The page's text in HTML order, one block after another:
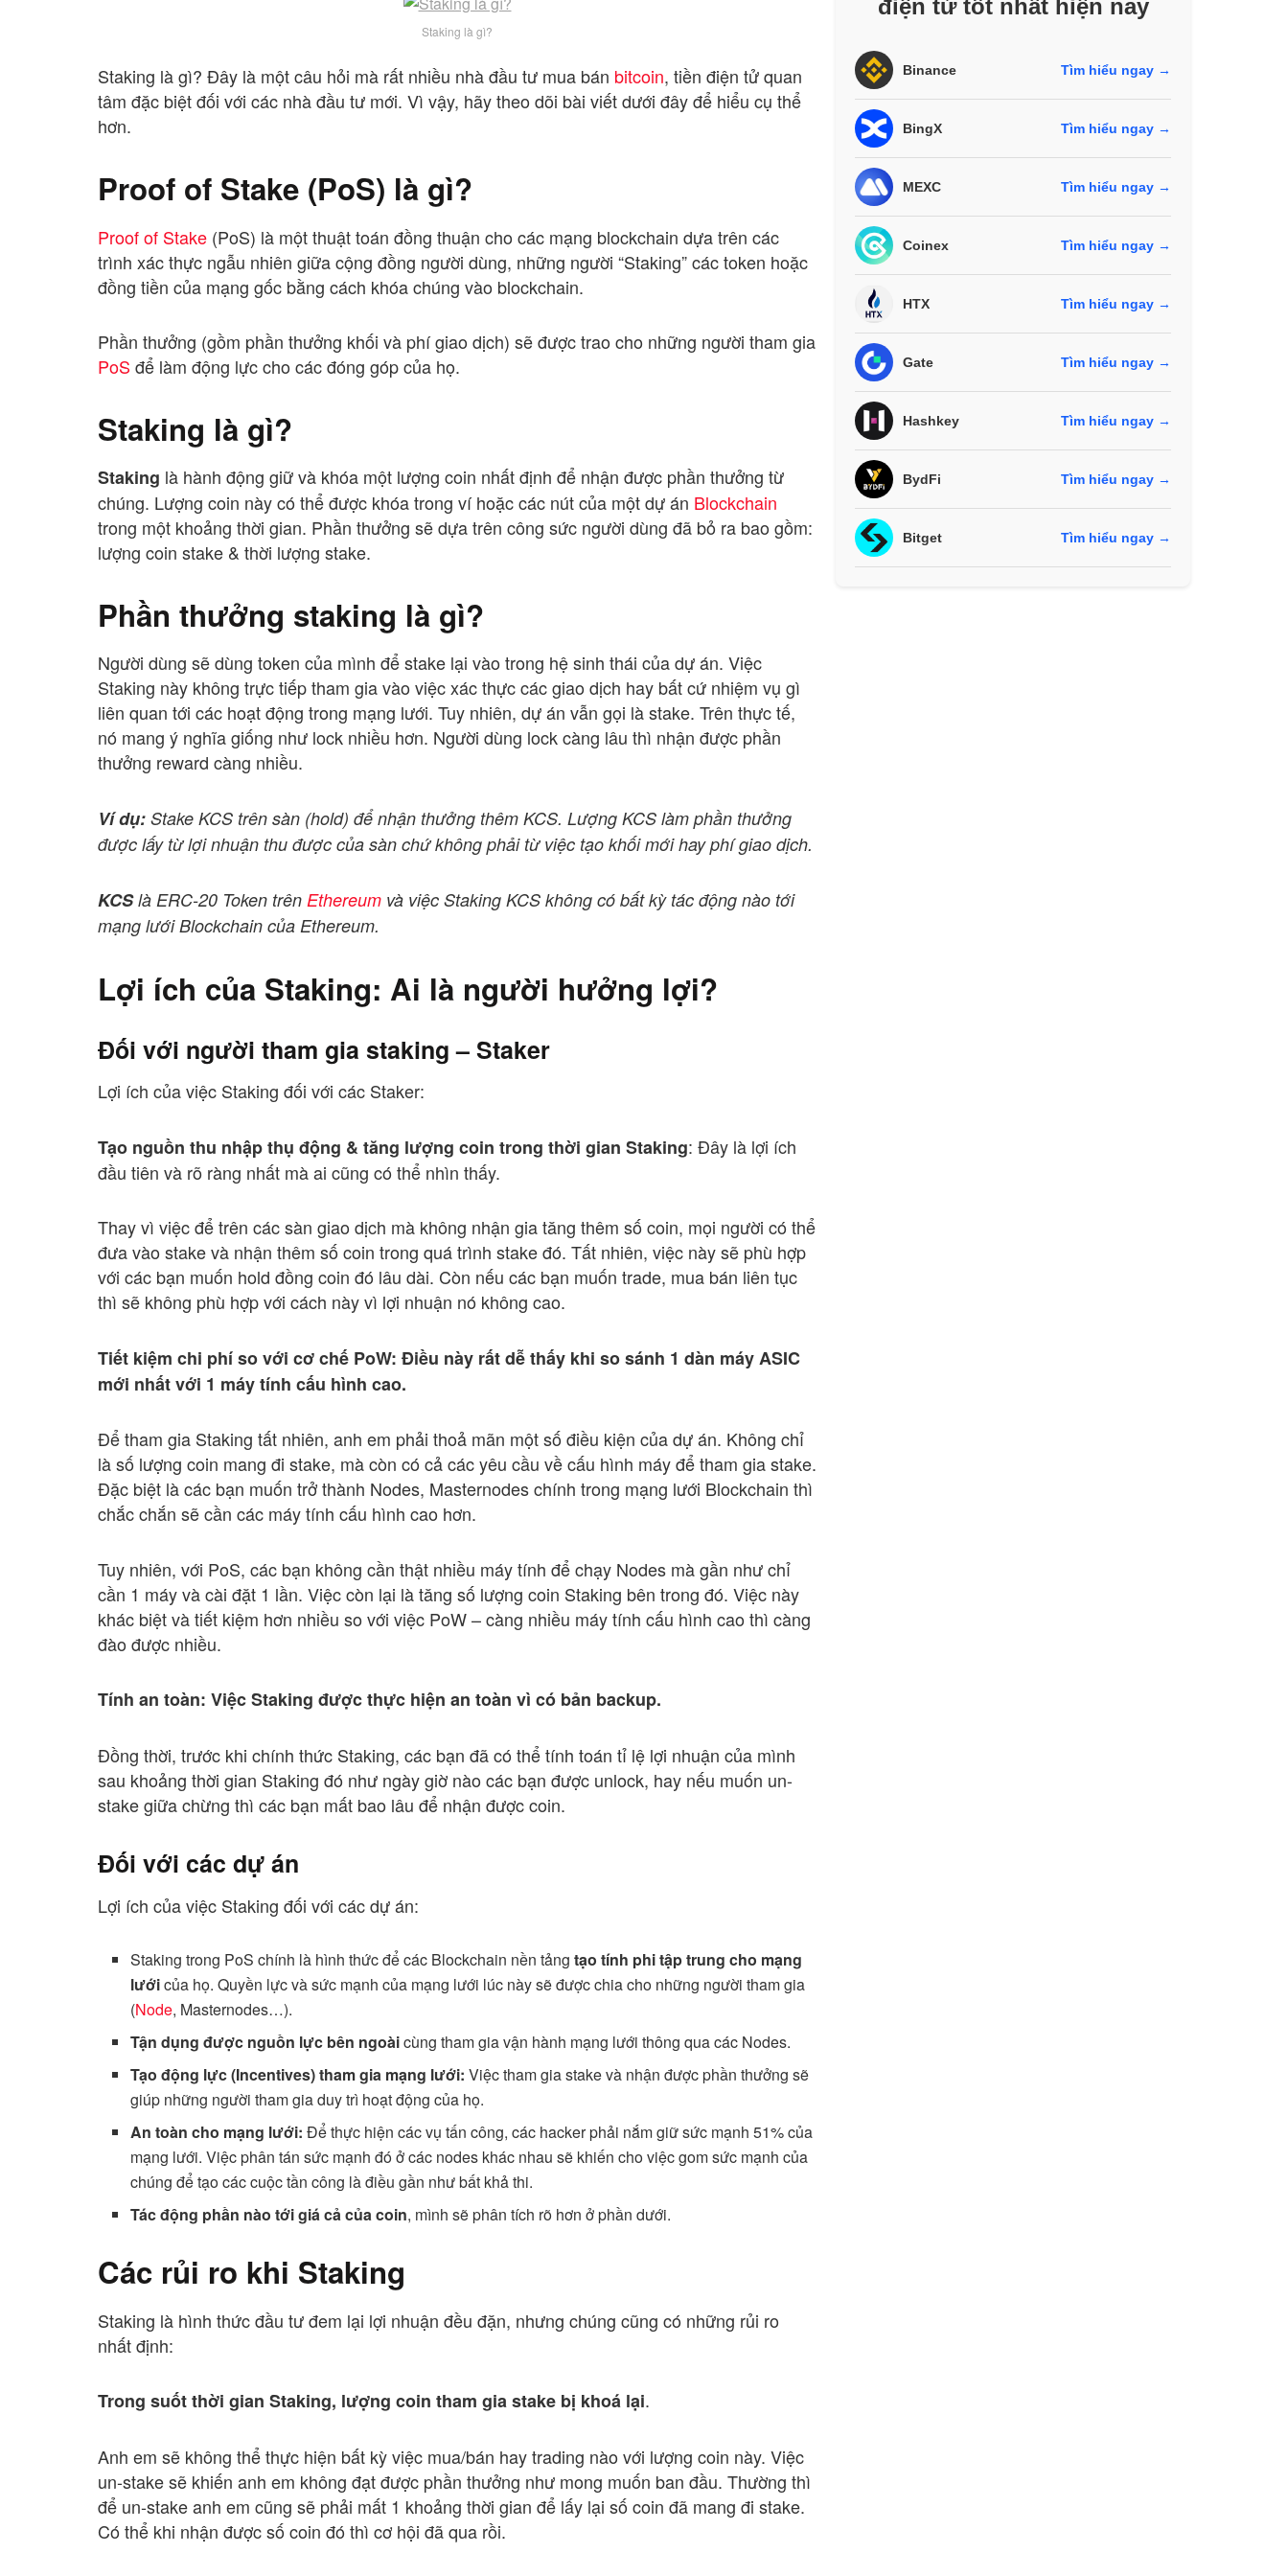
Staking là gì?
Staking là gì? Đây là một câu hỏi mà rất nhiều nhà đầu tư mua bán bitcoin, tiền điện tử quan
tâm đặc biệt đối với các nhà đầu tư mới. Vì vậy, hãy theo dõi bài viết dưới đây để hiểu cụ thể
hơn.
Proof of Stake (PoS) là gì?
Proof of Stake (PoS) là một thuật toán đồng thuận cho các mạng blockchain dựa trên các
trình xác thực ngẫu nhiên giữa cộng đồng người dùng, những người “Staking” các token hoặc
đồng tiền của mạng gốc bằng cách khóa chúng vào blockchain.
Phần thưởng (gồm phần thưởng khối và phí giao dịch) sẽ được trao cho những người tham gia
PoS để làm động lực cho các đóng góp của họ.
Staking là gì?
Staking là hành động giữ và khóa một lượng coin nhất định để nhận được phần thưởng từ
chúng. Lượng coin này có thể được khóa trong ví hoặc các nút của một dự án Blockchain
trong một khoảng thời gian. Phần thưởng sẽ dựa trên công sức người dùng đã bỏ ra bao gồm:
lượng coin stake & thời lượng stake.
Phần thưởng staking là gì?
Người dùng sẽ dùng token của mình để stake lại vào trong hệ sinh thái của dự án. Việc
Staking này không trực tiếp tham gia vào việc xác thực các giao dịch hay bất cứ nhiệm vụ gì
liên quan tới các hoạt động trong mạng lưới. Tuy nhiên, dự án vẫn gọi là stake. Trên thực tế,
nó mang ý nghĩa giống như lock nhiều hơn. Người dùng lock càng lâu thì nhận được phần
thưởng reward càng nhiều.
Ví dụ: Stake KCS trên sàn (hold) để nhận thưởng thêm KCS. Lượng KCS làm phần thưởng
được lấy từ lợi nhuận thu được của sàn chứ không phải từ việc tạo khối mới hay phí giao dịch.
KCSlà ERC-20 Token trên Ethereum và việc Staking KCS không có bất kỳ tác động nào tới
mạng lưới Blockchain của Ethereum.
Lợi ích của Staking: Ai là người hưởng lợi?
Đối với người tham gia staking – Staker
Lợi ích của việc Staking đối với các Staker:
Tạo nguồn thu nhập thụ động & tăng lượng coin trong thời gian Staking: Đây là lợi ích
đầu tiên và rõ ràng nhất mà ai cũng có thể nhìn thấy.
Thay vì việc để trên các sàn giao dịch mà không nhận gia tăng thêm số coin, mọi người có thể
đưa vào stake và nhận thêm số coin trong quá trình stake đó. Tất nhiên, việc này sẽ phù hợp
với các bạn muốn hold đồng coin đó lâu dài. Còn nếu các bạn muốn trade, mua bán liên tục
thì sẽ không phù hợp với cách này vì lợi nhuận nó không cao.
Tiết kiệm chi phí so với cơ chế PoW: Điều này rất dễ thấy khi so sánh 1 dàn máy ASIC
mới nhất với 1 máy tính cấu hình cao.
Để tham gia Staking tất nhiên, anh em phải thoả mãn một số điều kiện của dự án. Không chỉ
là số lượng coin mang đi stake, mà còn có cả các yêu cầu về cấu hình máy để tham gia stake.
Đặc biệt là các bạn muốn trở thành Nodes, Masternodes chính trong mạng lưới Blockchain thì
chắc chắn sẽ cần các máy tính cấu hình cao hơn.
Tuy nhiên, với PoS, các bạn không cần thật nhiều máy tính để chạy Nodes mà gần như chỉ
cần 1 máy và cài đặt 1 lần. Việc còn lại là tăng số lượng coin Staking bên trong đó. Việc này
khác biệt và tiết kiệm hơn nhiều so với việc PoW – càng nhiều máy tính cấu hình cao thì càng
đào được nhiều.
Tính an toàn: Việc Staking được thực hiện an toàn vì có bản backup.
Đồng thời, trước khi chính thức Staking, các bạn đã có thể tính toán tỉ lệ lợi nhuận của mình
sau khoảng thời gian Staking đó như ngày giờ nào các bạn được unlock, hay nếu muốn un-
stake giữa chừng thì các bạn mất bao lâu để nhận được coin.
Đối với các dự án
Lợi ích của việc Staking đối với các dự án:
Staking trong PoS chính là hình thức để các Blockchain nền tảngtạo tính phi tập trung cho mạng
lướicủa họ. Quyền lực và sức mạnh của mạng lưới lúc này sẽ được chia cho những người tham gia
(Node, Masternodes…).
Tận dụng được nguồn lực bên ngoàicùng tham gia vận hành mạng lưới thông qua các Nodes.
Tạo động lực (Incentives)tham gia mạng lưới: Việc tham gia stake và nhận được phần thưởng sẽ
giúp những người tham gia duy trì hoạt động của họ.
An toàn cho mạng lưới: Để thực hiện các vụ tấn công, các hacker phải nắm giữ sức mạnh 51% của
mạng lưới. Việc phân tán sức mạnh đó ở các nodes khác nhau sẽ khiến cho việc gom sức mạnh của
chúng để tạo các cuộc tần công là điều gần như bất khả thi.
Tác động phần nào tới giá cả của coin, mình sẽ phân tích rõ hơn ở phần dưới.
Các rủi ro khi Staking
Staking là hình thức đầu tư đem lại lợi nhuận đều đặn, nhưng chúng cũng có những rủi ro
nhất định:
Trong suốt thời gian Staking, lượng coin tham gia stake bị khoá lại.
Anh em sẽ không thể thực hiện bất kỳ việc mua/bán hay trading nào với lượng coin này. Việc
un-stake sẽ khiến anh em không đạt được phần thưởng như mong muốn ban đầu. Thường thì
để un-stake anh em cũng sẽ phải mất 1 khoảng thời gian để lấy lại số coin đã mang đi stake.
Có thể khi nhận được số coin đó thì cơ hội đã qua rồi.
điện tử tốt nhất hiện nay
Binance Tìm hiểu ngay →
BingX Tìm hiểu ngay →
MEXC Tìm hiểu ngay →
Coinex Tìm hiểu ngay →
HTX Tìm hiểu ngay →
Gate Tìm hiểu ngay →
Hashkey Tìm hiểu ngay →
BydFi Tìm hiểu ngay →
Bitget Tìm hiểu ngay →